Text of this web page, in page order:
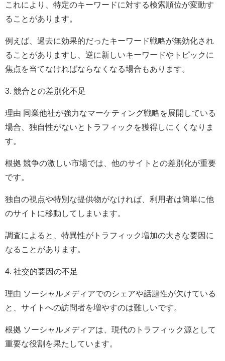
これにより、特定のキーワードに対する検索順位が変動す
ることがあります。
例えば、過去に効果的だったキーワード戦略が無効化され
ることがありますし、逆に新しいキーワードやトピックに
焦点を当てなければならなくなる場合もあります。
3. 競合との差別化不足
理由 同業他社が強力なマーケティング戦略を展開している
場合、独自性がないとトラフィックを獲得しにくくなりま
す。
根拠 競争の激しい市場では、他のサイトとの差別化が重要
です。
独自の視点や特別な提供物がなければ、利用者は簡単に他
のサイトに移動してしまいます。
調査によると、特異性がトラフィック増加の大きな要因に
なることがあります。
4. 社交的要因の不足
理由 ソーシャルメディアでのシェアや話題性が欠けている
と、サイトへの訪問者を増やすのは難しいです。
根拠 ソーシャルメディアは、現代のトラフィック源として
重要な役割を果たしています。